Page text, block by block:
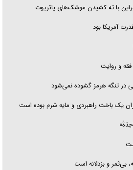
گزارش «جوان» از قوانین سخت‌گیرانه ۶ قاره در برابر یورش به پاسگاه‌های
با ته کشیدن موشک‌های پاتریوت
آمریکا بود
و روایت
در تنگه هرمز گشوده نمی‌شود
یک باخت راهبردی و مایه شرم بوده است
بی‌ثمر و بزدلانه است